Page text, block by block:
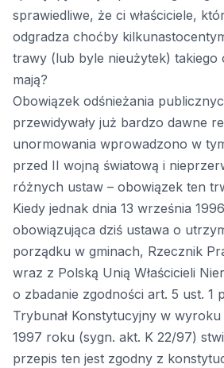
sprawiedliwe, że ci właściciele,
odgradza choćby
trawy (lub byle nieużytek) takiego
mają?
Obowiązek odśnieżania
przewidywały już bardzo dawne
unormowania wprowadzono w
przed II wojną światową i
różnych ustaw – obowiązek ten
Kiedy jednak dnia 13 września
obowiązująca dziś ustawa o
porządku w gminach, Rzecznik
wraz z Polską Unią Właścicieli
o zbadanie zgodności art. 5 ust. 1
Trybunał Konstytucyjny w wyroku
1997 roku (sygn. akt. K 22/97)
przepis ten jest zgodny z